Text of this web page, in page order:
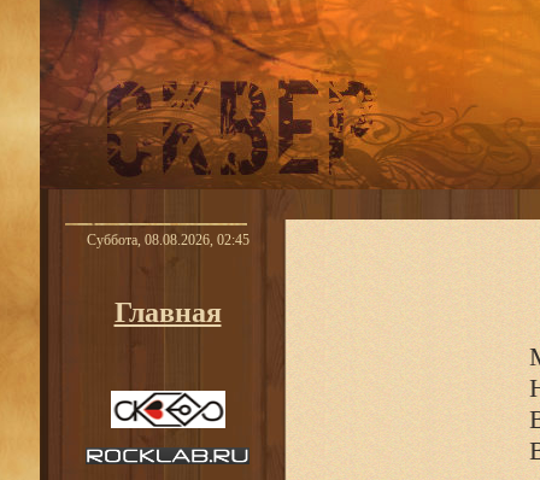
Суббота, 08.08.2026, 02:45
Главная